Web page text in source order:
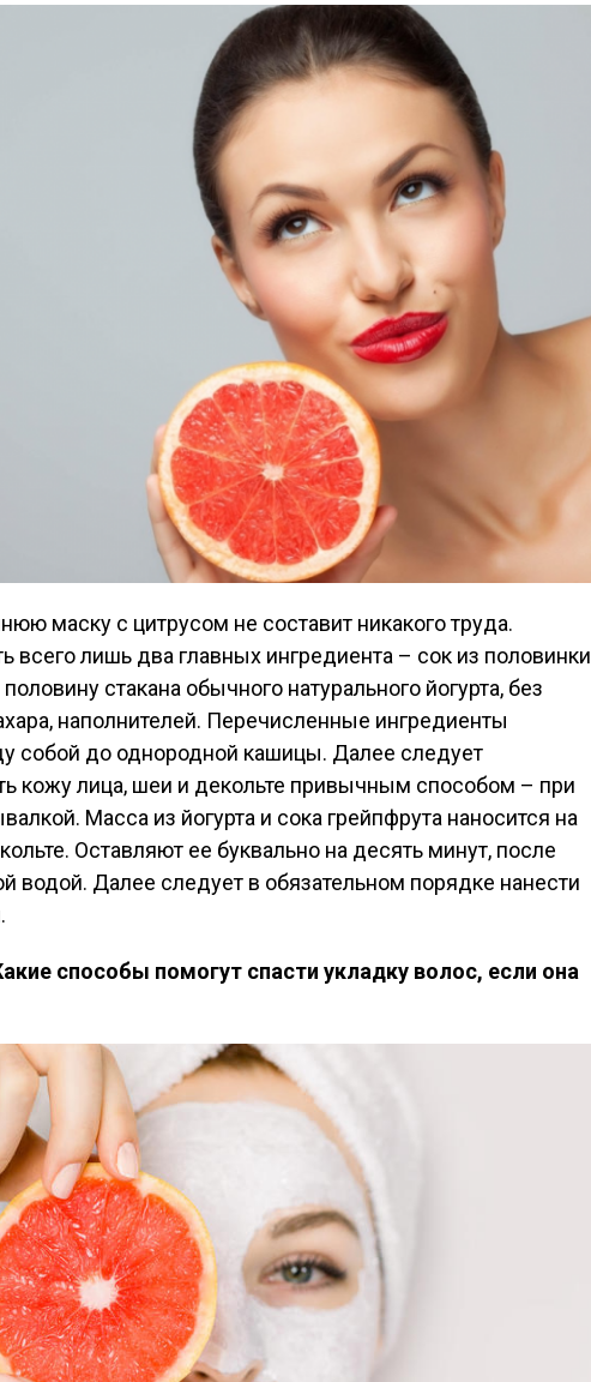
маску с цитрусом не составит никакого труда.
всего лишь два главных ингредиента – сок из половинки
стакана обычного натурального йогурта, без
наполнителей. Перечисленные ингредиенты
собой до однородной кашицы. Далее следует
кожу лица, шеи и декольте привычным способом – при
Масса из йогурта и сока грейпфрута наносится на
Оставляют ее буквально на десять минут, после
водой. Далее следует в обязательном порядке нанести
способы помогут спасти укладку волос, если она